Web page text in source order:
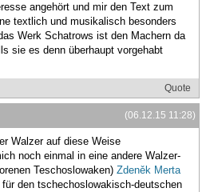
angehört und mir den Text zum
textlich und musikalisch besonders
Werk Schatrows ist den Machern da
sie es denn überhaupt vorgehabt
Quote
(06.12.15 11:28)
Walzer auf diese Weise
noch einmal in eine andere Walzer-
Teschoslowaken) Zdeněk Merta
den tschechoslowakisch-deutschen